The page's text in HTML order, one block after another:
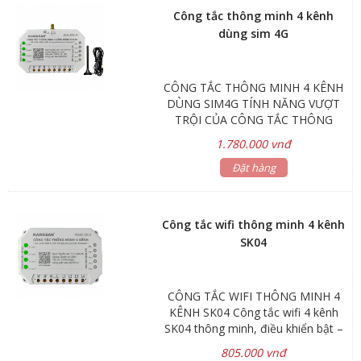
Công tắc thông minh 4 kênh
dùng sim 4G
CÔNG TẮC THÔNG MINH 4 KÊNH
DÙNG SIM4G TÍNH NĂNG VƯỢT
TRỘI CỦA CÔNG TẮC THÔNG
MINH DÙM SIM 4G Công tắc thông
minh điều khiển mọi thiết bị từ xa,
dù ở bất kỳ đâu. Chỉ cần lắp Sim 4G
bật – tắt thiết bị hoặc lên lịch hẹn
giờ trên app Kawasan. Công tắc
điều khiển từ xa SK04-4G không
trong gia đình, cùng điều khiển thiết
bị. Cùng lúc điều khiển 4 thiết bị độc
lập. Tiết kiệm thời gian và chi phí
mua cùng lúc nhiều công tắc. Có
1.780.000 vnđ
Đặt hàng
Công tắc wifi thông minh 4 kênh
SK04
CÔNG TẮC WIFI THÔNG MINH 4
KÊNH SK04 Công tắc wifi 4 kênh
SK04 thông minh, điều khiển bật –
tắt từ xa qua App Kawasan trên
805.000 vnđ